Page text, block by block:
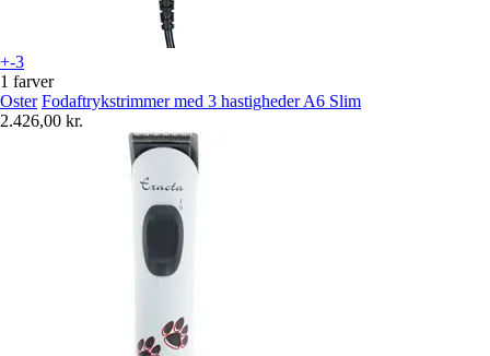
+-3
1 farver
Oster Fodaftrykstrimmer med 3 hastigheder A6 Slim
2.426,00 kr.